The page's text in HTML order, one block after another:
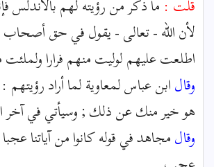
لأن الله - تعالى - يقول في حق
اطلعت عليهم لوليت منهم فرارا ولملئت
وقالابن عباس لمعاوية لما أراد رؤيتهم
هو خير منك عن ذلك ; وسيأتي في آخر
وقالمجاهد في قوله كانوا من آياتنا